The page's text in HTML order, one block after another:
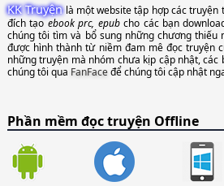
KK Truyệnlà một website tập hợp các truyện
đích tạoebook prc, epubcho các bạn
chúng tôi tìm và bổ sung những chương thiếu
được hình thành từ niềm đam mê đọc truyện
những truyện mà nhóm chưa kịp cập nhật, các
chúng tôi qua FanFaceđể chúng tôi cập nhật
Phần mềm đọc truyện Offline